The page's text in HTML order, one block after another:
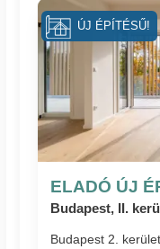
ELADÓ ÚJ
Budapest, II.
Budapest 2.
ÚJ ÉPÍTÉSŰ!